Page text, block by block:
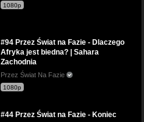
1080p
#94 Przez Świat na Fazie - Dlaczego
Afryka jest biedna? | Sahara
Zachodnia
Przez Świat Na Fazie
1080p
#44 Przez Świat na Fazie - Koniec